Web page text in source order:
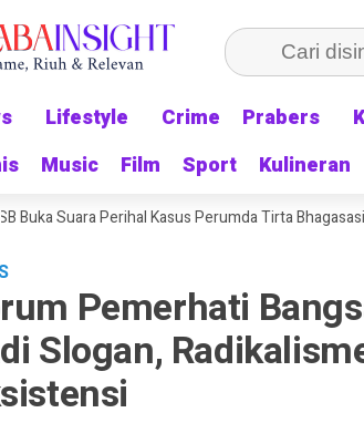
Lifestyle Crime Prabers
Music Film Sport Kulineran
Lifestyle Crime Prabers
Music Film Sport Kulineran
Perihal Kasus Perumda Tirta Bhagasasi
Pemerhati
Slogan,